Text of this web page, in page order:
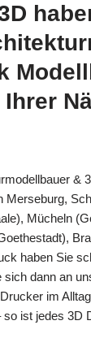
&
Merseburg,
Mücheln
haben Sie
sich dann an
im
so ist jedes 3D